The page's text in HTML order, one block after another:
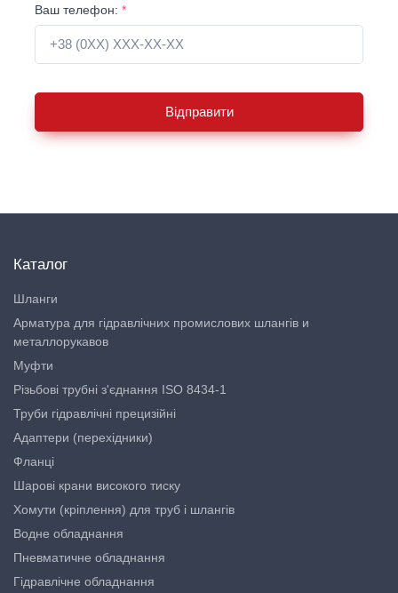
Ваш телефон: *
Відправити
Каталог
Шланги
Арматура для гідравлічних промислових шлангів и
металлорукавов
Муфти
Різьбові трубні з'єднання ISO 8434-1
Труби гідравлічні прецизійні
Адаптери (перехідники)
Фланці
Шарові крани високого тиску
Хомути (кріплення) для труб і шлангів
Водне обладнання
Пневматичне обладнання
Гідравлічне обладнання